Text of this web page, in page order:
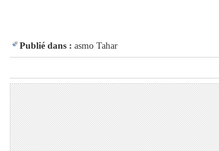
Publié dans : asmo Tahar